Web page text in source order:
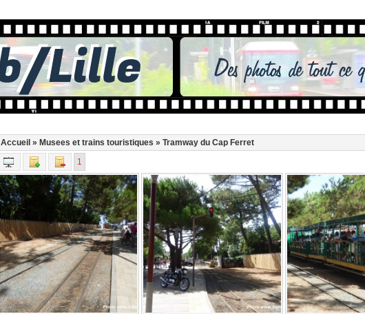
Accueil » Musees et trains touristiques » Tramway du Cap Ferret
1